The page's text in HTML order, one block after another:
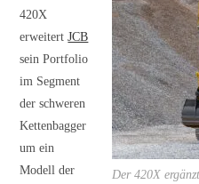
Der 420X
420X
erweitertJCB
sein Portfolio
im Segment
der schweren
Kettenbagger
um ein
Modell der